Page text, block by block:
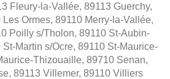
Fleury-la-Vallée, 89113 Guerchy,
Ormes, 89110 Merry-la-Vallée,
Poilly s/Tholon, 89110 St-Aubin-
Martin s/Ocre, 89110 St-Maurice-
Thizouaille, 89710 Senan,
89113 Villemer, 89110 Villiers